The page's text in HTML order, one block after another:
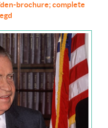
brochure; complete